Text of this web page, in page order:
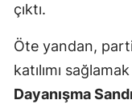
çıktı.
Öte yandan,
katılımı
Dayanışma